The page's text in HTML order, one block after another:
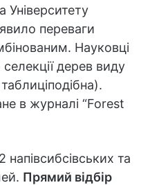
Університету
переваги
Науковці
дерев виду
в журналі “Forest
напівсибсівських та
Прямий відбір